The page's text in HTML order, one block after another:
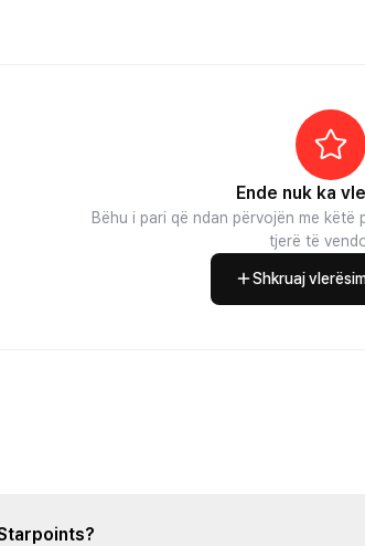
Ende nuk ka
Bëhu i pari që ndan përvojën me këtë
tjerë të
Shkruaj